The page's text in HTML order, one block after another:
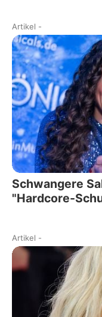
Artikel -
Schwangere
"Hardcore-
Artikel -